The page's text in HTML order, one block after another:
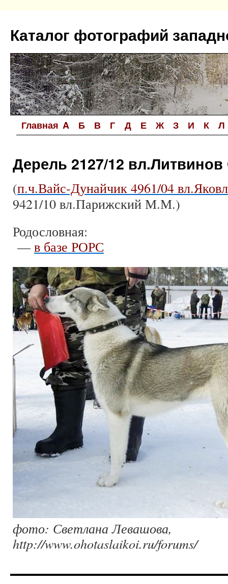
содержимому
Каталог фотографий
Главная A Б В Г Д Е Ж З И К Л
Дерель 2127/12
(п.ч.Вайс-Дунайчик 4961/04
9421/10 вл.Парижский М.М.)
Родословная:
— в базе РОРС
фото: Светлана Левашова,
http://www.ohotaslaikoi.ru/forums/